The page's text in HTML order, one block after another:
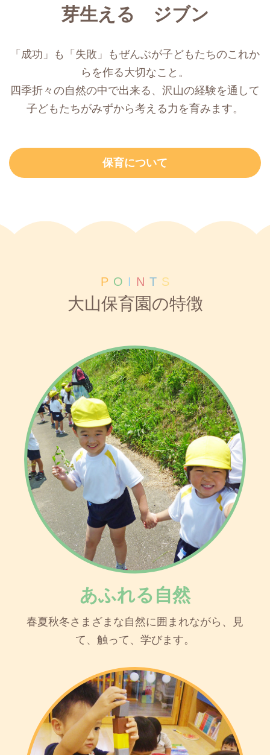
芽生える ジブン
「成功」も「失敗」もぜんぶが子どもたちのこれか
らを作る大切なこと。
四季折々の自然の中で出来る、沢山の経験を通して
子どもたちがみずから考える力を育みます。
保育について
P O I N T S
大山保育園の特徴
あふれる自然
春夏秋冬さまざまな自然に囲まれながら、見
て、触って、学びます。